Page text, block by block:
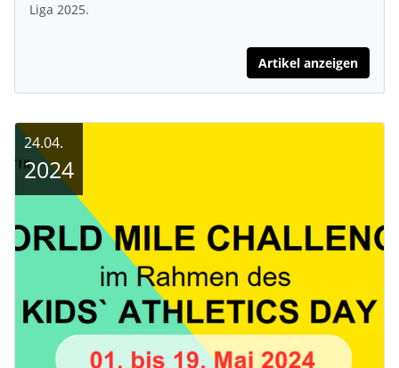
Liga 2025.
Artikel anzeigen
24.04.
2024